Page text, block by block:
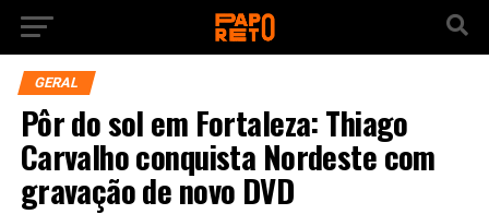
GERAL
Pôr do sol em Fortaleza: Thiago
Carvalho conquista Nordeste com
gravação de novo DVD